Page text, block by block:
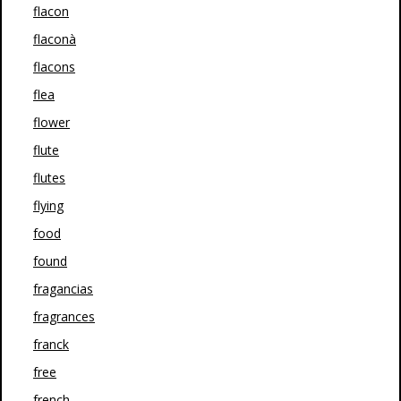
flacon
flaconà
flacons
flea
flower
flute
flutes
flying
food
found
fragancias
fragrances
franck
free